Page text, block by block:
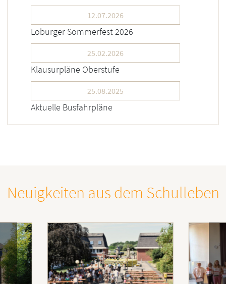
12.07.2026
Loburger Sommerfest 2026
25.02.2026
Klausurpläne Oberstufe
25.08.2025
Aktuelle Busfahrpläne
Neuigkeiten aus dem Schulleben